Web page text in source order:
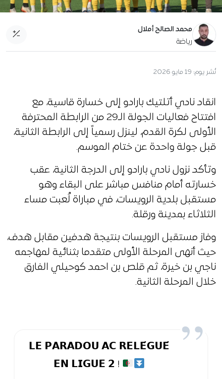
محمد الصالح أملال
رياضة
نُشر يوم: 19 مايو 2026
انقاد نادي أتلتيك بارادو إلى خسارة قاسية، مع
افتتاح فعاليات الجولة الـ29 من الرابطة المحترفة
الأولى لكرة القدم، لينزل رسمياً إلى الرابطة الثانية،
قبل جولة واحدة عن ختام الموسم.
وتأكد نزول نادي بارادو إلى الدرجة الثانية، عقب
خسارته أمام منافس مباشر على البقاء وهو
مستقبل بلدية الرويسات، في مباراة لُعبت مساء
الثلاثاء بمدينة ورقلة.
وفاز مستقبل الرويسات بنتيجة هدفين مقابل هدف،
حيث أنهى المرحلة الأولى متقدما بثنائية لمهاجمه
ناجي بن خيرة، ثم قلص بن احمد كوحيلي الفارق
خلال المرحلة الثانية.
𝗟𝗘 𝗣𝗔𝗥𝗔𝗗𝗢𝗨 𝗔𝗖 𝗥𝗘𝗟𝗘́𝗚𝗨𝗘́
𝗘𝗡 𝗟𝗜𝗚𝗨𝗘 𝟮 !